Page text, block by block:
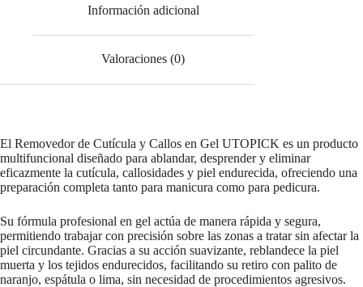
Información adicional
Valoraciones (0)
El Removedor de Cutícula y Callos en Gel UTOPICK es un producto
multifuncional diseñado para ablandar, desprender y eliminar
eficazmente la cutícula, callosidades y piel endurecida, ofreciendo una
preparación completa tanto para manicura como para pedicura.
Su fórmula profesional en gel actúa de manera rápida y segura,
permitiendo trabajar con precisión sobre las zonas a tratar sin afectar la
piel circundante. Gracias a su acción suavizante, reblandece la piel
muerta y los tejidos endurecidos, facilitando su retiro con palito de
naranjo, espátula o lima, sin necesidad de procedimientos agresivos.